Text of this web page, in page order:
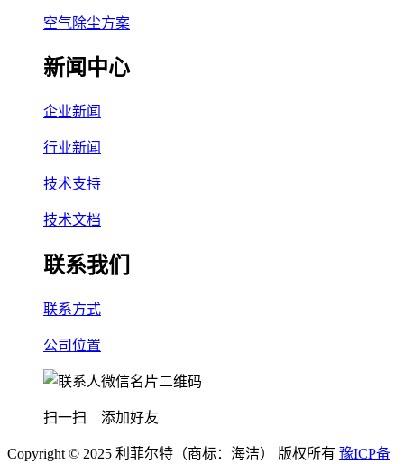
空气除尘方案
新闻中心
企业新闻
行业新闻
技术支持
技术文档
联系我们
联系方式
公司位置
扫一扫 添加好友
Copyright © 2025 利菲尔特（商标：海洁） 版权所有 豫ICP备